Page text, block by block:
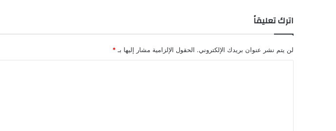
اترك تعليقاً
لن يتم نشر عنوان بريدك الإلكتروني. الحقول الإلزامية مشار إليها بـ *